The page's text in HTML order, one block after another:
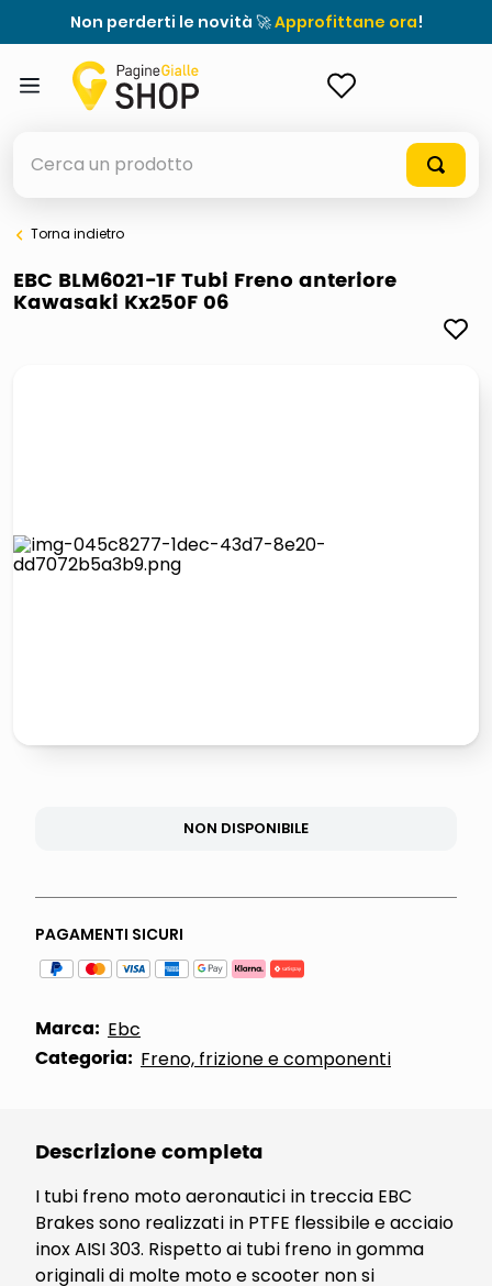
Non perderti le novità 🚀Approfittane ora!
elenchi telefonici
orologio parete
pattumiera raccolta differenziata
Torna indietro
EBC BLM6021-1F Tubi Freno anteriore
Kawasaki Kx250F 06
NON DISPONIBILE
PAGAMENTI SICURI
Marca: Ebc
Categoria: Freno, frizione e componenti
Descrizione completa
I tubi freno moto aeronautici in treccia EBC
Brakes sono realizzati in PTFE flessibile e acciaio
inox AISI 303. Rispetto ai tubi freno in gomma
originali di molte moto e scooter non si